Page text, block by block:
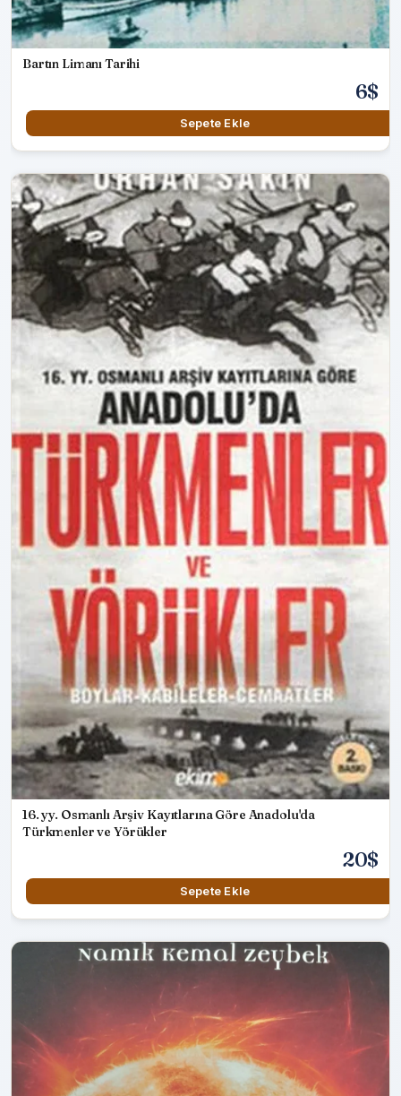
Bartın Limanı Tarihi
6$
Sepete Ekle
16. yy. Osmanlı Arşiv Kayıtlarına Göre Anadolu'da
Türkmenler ve Yörükler
20$
Sepete Ekle